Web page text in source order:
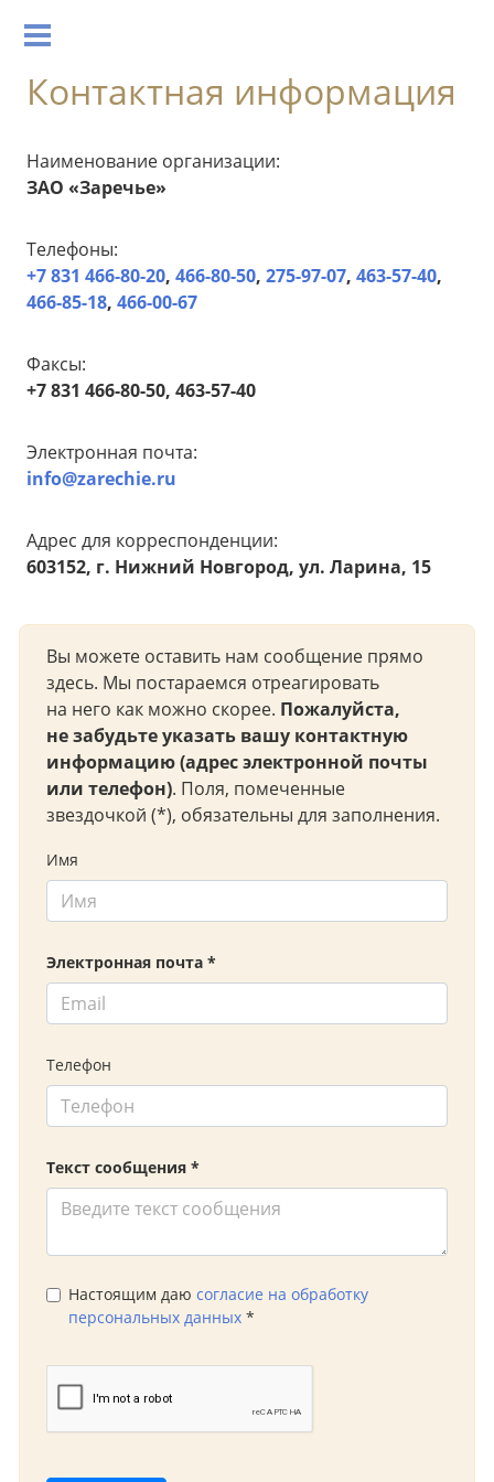
Контактная информация
Наименование организации:
ЗАО «Заречье»
Телефоны:
+7 831 466-80-20, 466-80-50, 275-97-07, 463-57-40,
466-85-18, 466-00-67
Факсы:
+7 831 466-80-50, 463-57-40
Электронная почта:
info@zarechie.ru
Адрес для корреспонденции:
603152, г. Нижний Новгород, ул. Ларина, 15
Вы можете оставить нам сообщение прямо
здесь. Мы постараемся отреагировать
на него как можно скорее. Пожалуйста,
не забудьте указать вашу контактную
информацию (адрес электронной почты
или телефон). Поля, помеченные
звездочкой (*), обязательны для заполнения.
Имя
Электронная почта *
Телефон
Текст сообщения *
Настоящим даю согласие на обработку
персональных данных *